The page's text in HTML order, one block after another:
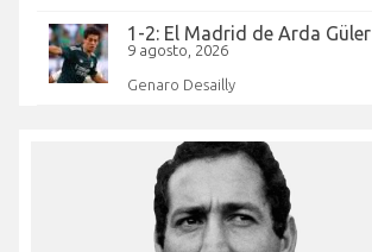
1-2: El Madrid de Arda Güler
9 agosto, 2026
Genaro Desailly